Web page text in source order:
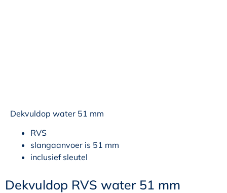
Dekvuldop water 51 mm
RVS
slangaanvoer is 51 mm
inclusief sleutel
Dekvuldop RVS water 51 mm